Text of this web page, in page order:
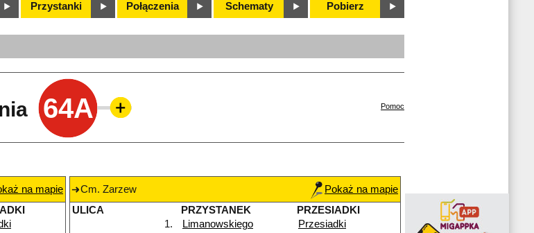
Przystanki Połączenia Schematy Pobierz
64A Pomoc
na mapie
Cm. Zarzew
Pokaż na mapie
ULICA
PRZYSTANEK
PRZESIADKI
1.
Limanowskiego
Przesiadki